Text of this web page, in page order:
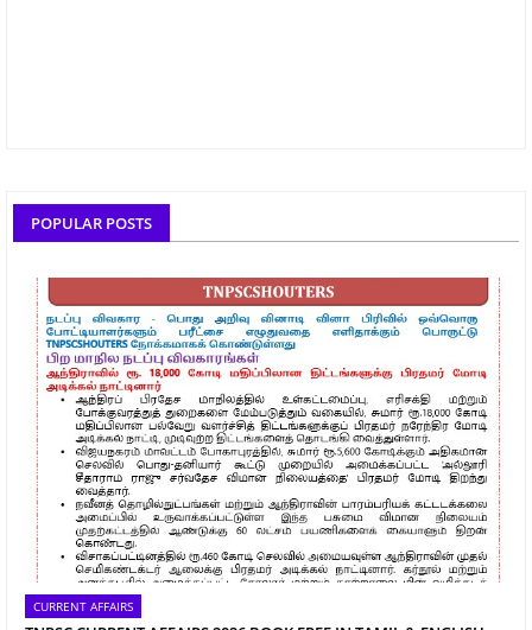
POPULAR POSTS
CURRENT AFFAIRS